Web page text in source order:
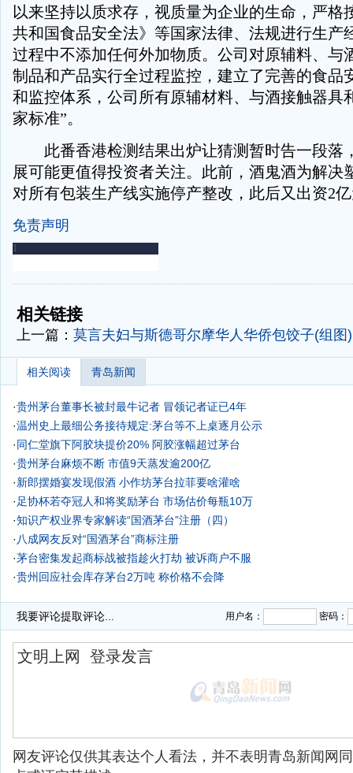
以来坚持以质求存，视质量为企业的生命，严格
共和国食品安全法》等国家法律、法规进行生产
过程中不添加任何外加物质。公司对原辅料、与
制品和产品实行全过程监控，建立了完善的食品
和监控体系，公司所有原辅材料、与酒接触器具
家标准”。
此番香港检测结果出炉让猜测暂时告一段落
展可能更值得投资者关注。此前，酒鬼酒为解决
对所有包装生产线实施停产整改，此后又出资2
免责声明
-
相关链接
上一篇： 莫言夫妇与斯德哥尔摩华人华侨包饺子(组图)
相关阅读 青岛新闻
·贵州茅台董事长被封最牛记者 冒领记者证已4年
·温州史上最细公务接待规定:茅台等不上桌逐月公示
·同仁堂旗下阿胶块提价20% 阿胶涨幅超过茅台
·贵州茅台麻烦不断 市值9天蒸发逾200亿
·新郎摆婚宴发现假酒 小作坊茅台拉菲要啥灌啥
· 足协杯若夺冠人和将奖励茅台 市场估价每瓶10万
·知识产权业界专家解读“国酒茅台”注册（四）
· 八成网友反对“国酒茅台”商标注册
·茅台密集发起商标战被指趁火打劫 被诉商户不服
·贵州回应社会库存茅台2万吨 称价格不会降
我要评论提取评论... 用户名： 密码：
网友评论仅供其表达个人看法，并不表明青岛新闻网